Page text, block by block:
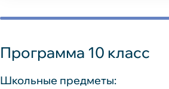
Программа 10 класс
Школьные предметы: